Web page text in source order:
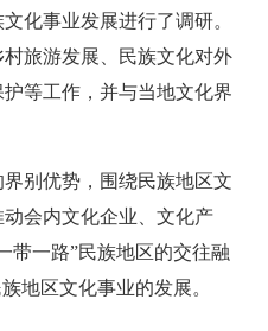
化事业发展进行了调研。
旅游发展、民族文化对外
等工作，并与当地文化界
别优势，围绕民族地区文
会内文化企业、文化产
带一路”民族地区的交往融
地区文化事业的发展。